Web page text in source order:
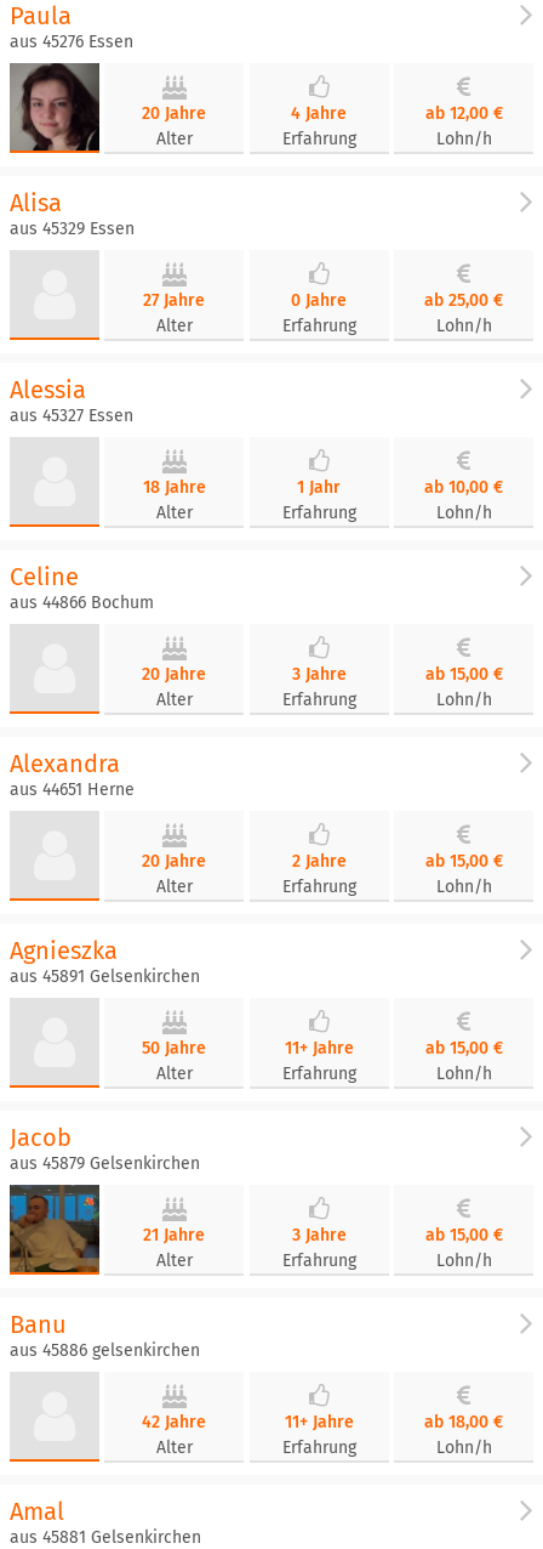
Paula
aus 45276 Essen
20 Jahre
Alter
4 Jahre
Erfahrung
ab 12,00 €
Lohn/h
Alisa
aus 45329 Essen
27 Jahre
Alter
0 Jahre
Erfahrung
ab 25,00 €
Lohn/h
Alessia
aus 45327 Essen
18 Jahre
Alter
1 Jahr
Erfahrung
ab 10,00 €
Lohn/h
Celine
aus 44866 Bochum
20 Jahre
Alter
3 Jahre
Erfahrung
ab 15,00 €
Lohn/h
Alexandra
aus 44651 Herne
20 Jahre
Alter
2 Jahre
Erfahrung
ab 15,00 €
Lohn/h
Agnieszka
aus 45891 Gelsenkirchen
50 Jahre
Alter
11+ Jahre
Erfahrung
ab 15,00 €
Lohn/h
Jacob
aus 45879 Gelsenkirchen
21 Jahre
Alter
3 Jahre
Erfahrung
ab 15,00 €
Lohn/h
Banu
aus 45886 gelsenkirchen
42 Jahre
Alter
11+ Jahre
Erfahrung
ab 18,00 €
Lohn/h
Amal
aus 45881 Gelsenkirchen